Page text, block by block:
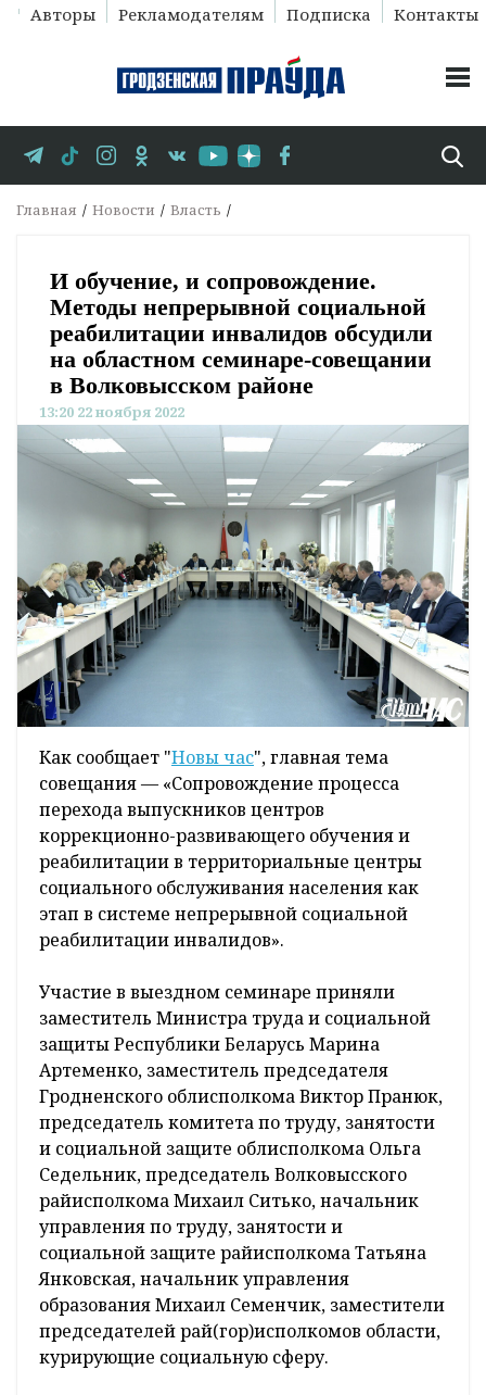
Авторы Рекламодателям Подписка Контакты
Главная Новости Власть
И обучение, и сопровождение.
Методы непрерывной социальной
реабилитации инвалидов обсудили
на областном семинаре-совещании
в Волковысском районе
13:20 22 ноября 2022
Как сообщает "Новы час", главная тема
совещания — «Сопровождение процесса
перехода выпускников центров
коррекционно-развивающего обучения и
реабилитации в территориальные центры
социального обслуживания населения как
этап в системе непрерывной социальной
реабилитации инвалидов».
Участие в выездном семинаре приняли
заместитель Министра труда и социальной
защиты Республики Беларусь Марина
Артеменко, заместитель председателя
Гродненского облисполкома Виктор Пранюк,
председатель комитета по труду, занятости
и социальной защите облисполкома Ольга
Седельник, председатель Волковысского
райисполкома Михаил Ситько, начальник
управления по труду, занятости и
социальной защите райисполкома Татьяна
Янковская, начальник управления
образования Михаил Семенчик, заместители
председателей рай(гор)исполкомов области,
курирующие социальную сферу.